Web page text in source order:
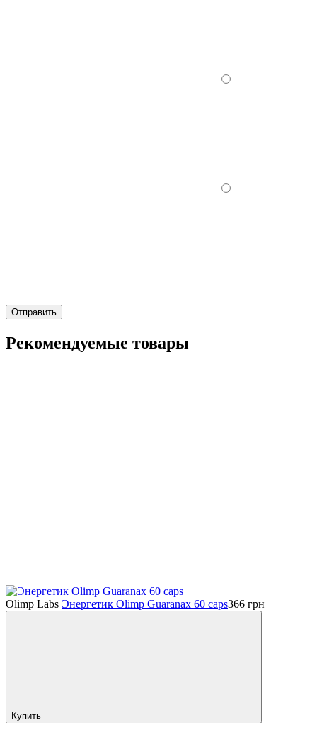
Отправить
Рекомендуемые товары
Olimp Labs Энергетик Olimp Guaranax 60 caps366 грн
Купить